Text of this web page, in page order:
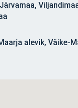
alevik, Väike-